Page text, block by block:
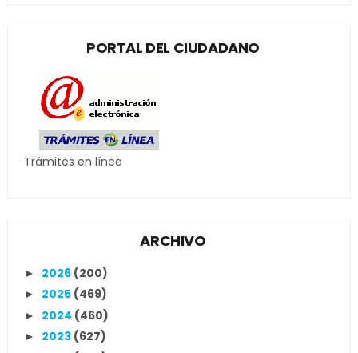
PORTAL DEL CIUDADANO
Trámites en línea
ARCHIVO
► 2026 (200)
► 2025 (469)
► 2024 (460)
► 2023 (627)